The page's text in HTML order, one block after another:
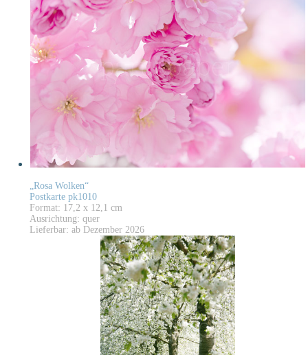
„Rosa Wolken“
Postkarte pk1010
Format: 17,2 x 12,1 cm
Ausrichtung: quer
Lieferbar: ab Dezember 2026